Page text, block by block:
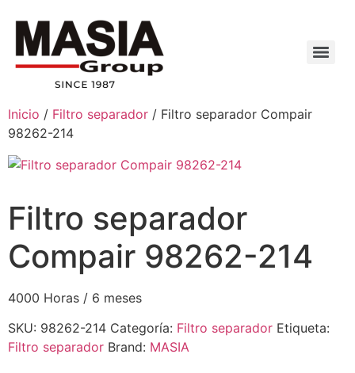
Inicio / Filtro separador / Filtro separador Compair
98262-214
Filtro separador
Compair 98262-214
4000 Horas / 6 meses
SKU: 98262-214 Categoría: Filtro separador Etiqueta:
Filtro separador Brand: MASIA